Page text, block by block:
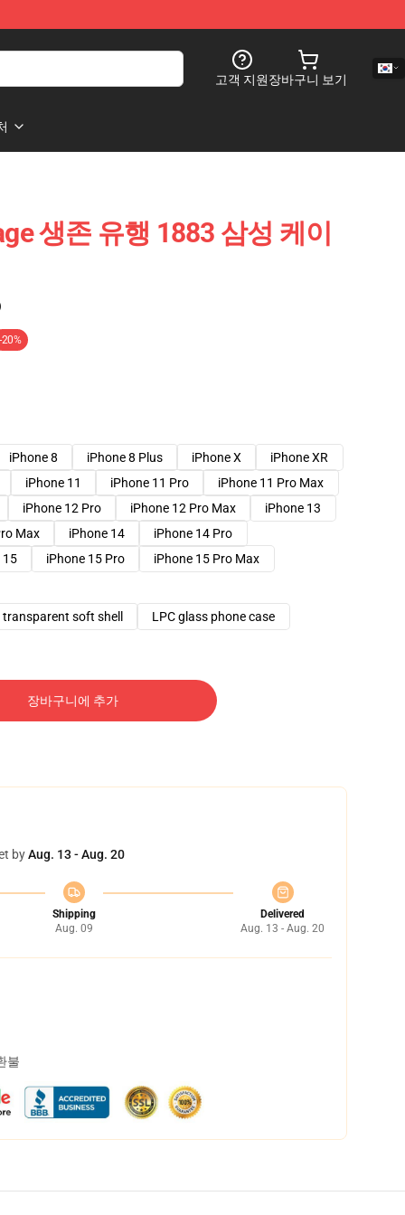
고객 지원장바구니 보기
생존 유행 1883 삼성 케이
-20%
iPhone 8 iPhone 8 Plus iPhone X
iPhone XR
iPhone 11
iPhone 11 Pro
iPhone 11 Pro Max
iPhone 12 Pro
iPhone 12 Pro Max
iPhone 13
Max
iPhone 14
iPhone 14 Pro
15
iPhone 15 Pro iPhone 15 Pro Max
transparent soft shell LPC glass phone case
장바구니에 추가
byAug. 13 - Aug. 20
Shipping
Aug. 09
Delivered
Aug. 13 - Aug. 20
불